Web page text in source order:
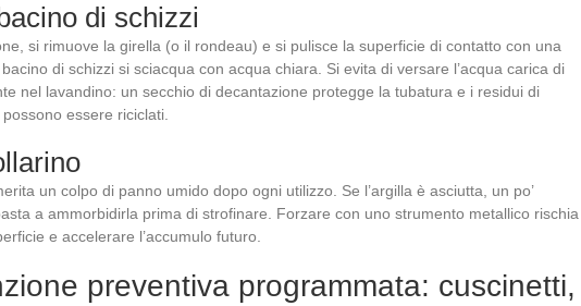
di schizzi
si rimuove la girella (o il rondeau) e si pulisce la superficie di contatto con una
di schizzi si sciacqua con acqua chiara. Si evita di versare l’acqua carica di
nel lavandino: un secchio di decantazione protegge la tubatura e i residui di
essere riciclati.
un colpo di panno umido dopo ogni utilizzo. Se l’argilla è asciutta, un po’
a ammorbidirla prima di strofinare. Forzare con uno strumento metallico rischia
e accelerare l’accumulo futuro.
preventiva programmata: cuscinetti,